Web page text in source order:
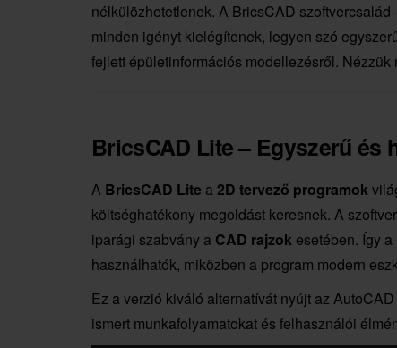
nélkülözhetetlenek. A BricsCAD szoftvercsalád
minden igényt kielégítenek, legyen szó
fejlett épületinformációs modellezésről.
BricsCAD Lite – Egyszerű és
A BricsCAD Lite a2D tervező programok
költséghatékony megoldást keresnek. A
iparági szabvány a CAD rajzok esetében. Így
használhatók, miközben a program modern
Ez a verzió kiváló alternatívát nyújt az
ismert munkafolyamatokat és felhasználói